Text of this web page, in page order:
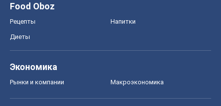
Food Oboz
Рецепты Напитки
Диеты
Экономика
Рынки и компании Mакроэкономика